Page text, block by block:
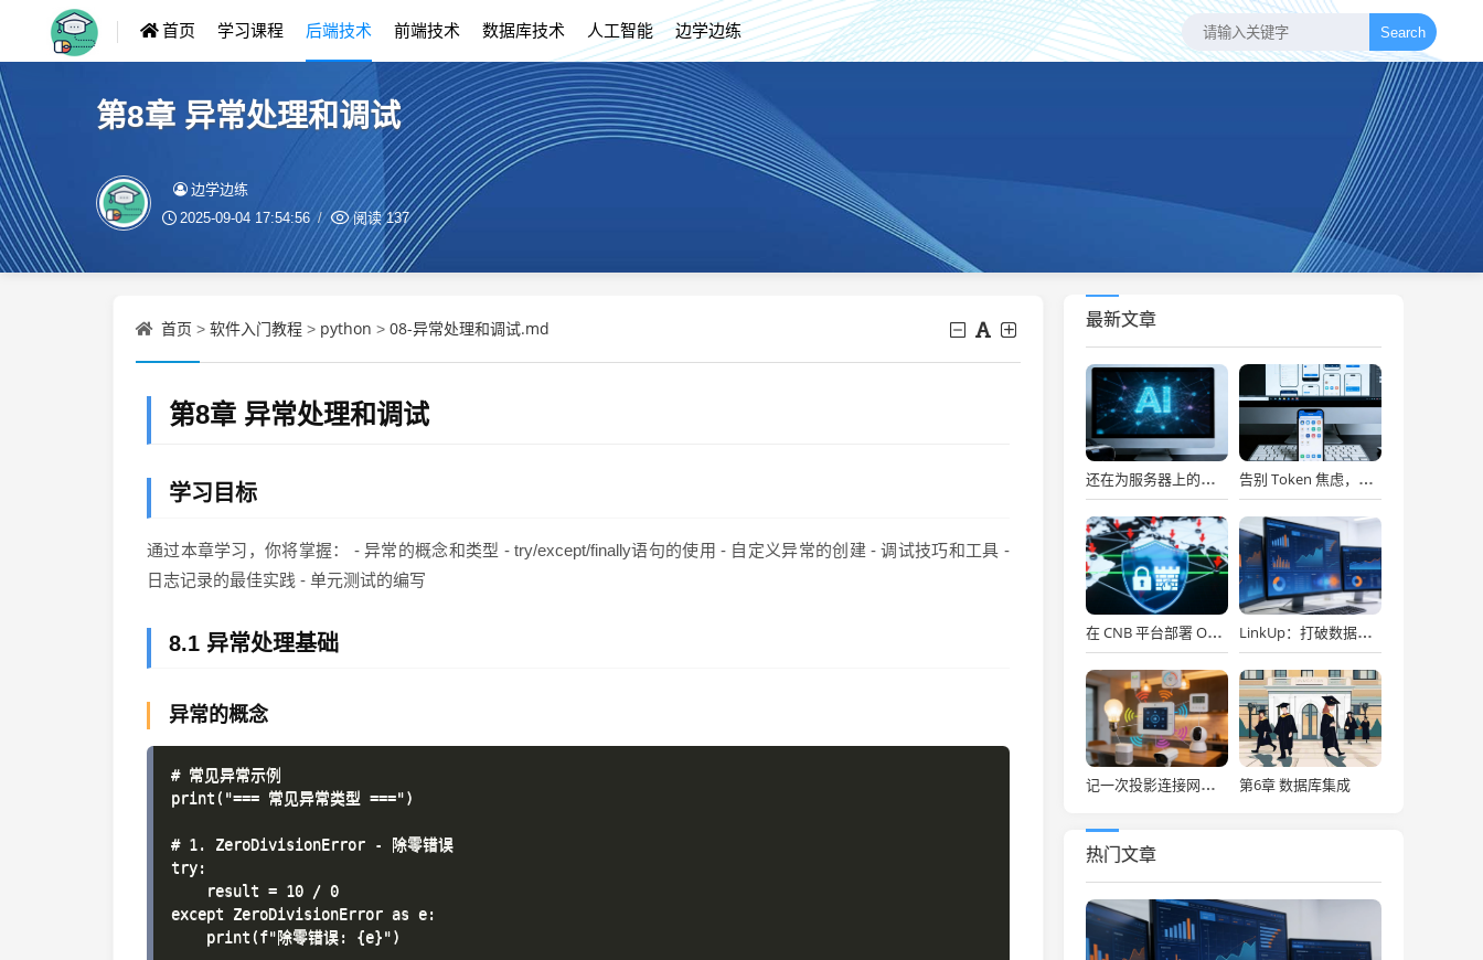
首页 学习课程 后端技术 前端技术 数据库技术 人工智能 边学边练 Search
第8章 异常处理和调试
边学边练
2025-09-04 17:54:56 阅读137
首页 > 软件入门教程 > python > 08-异常处理和调试.md
第8章 异常处理和调试
学习目标
通过本章学习，你将掌握： - 异常的概念和类型 - try/except/finally语句的使用 - 自定义异常的创建 - 调试技巧和工具 -
日志记录的最佳实践 - 单元测试的编写
8.1 异常处理基础
异常的概念
# 常见异常示例
print("=== 常见异常类型 ===")
# 1. ZeroDivisionError - 除零错误
try:
    result = 10 / 0
except ZeroDivisionError as e:
    print(f"除零错误: {e}")
最新文章
还在为服务器上的问题烦恼？有了智能终端，我再也不怕了！ 告别 Token 焦虑，让 AI Agent 24 小时为你打工
在 CNB 平台部署 OpenClaw，API Key 免费用，30秒搞定！ LinkUp：打破数据孤岛，新一代轻量级企业级数据集成平台深度解析
记一次投影连接网络存储 第6章 数据库集成
热门文章